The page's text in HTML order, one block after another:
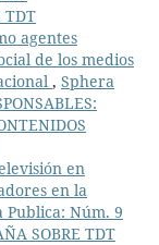
TDT
agentes
de los medios
, Sphera
en
en la
Publica: Núm. 9
SOBRE TDT